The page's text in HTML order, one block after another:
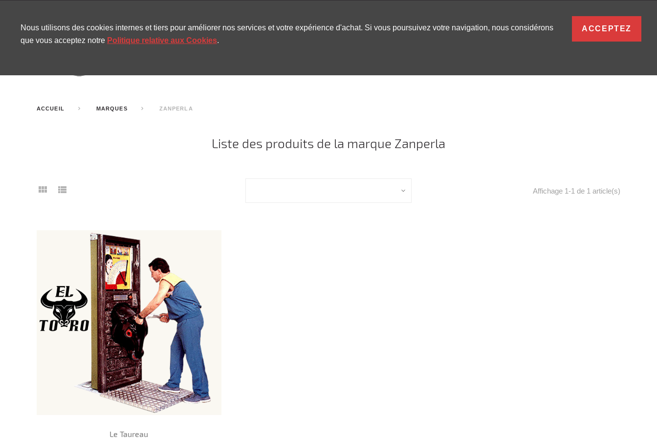
ACCUEIL MARQUES ZANPERLA
Liste des produits de la marque Zanperla
Affichage 1-1 de 1 article(s)
Le Taureau
Nous utilisons des cookies internes et tiers pour améliorer nos services et votre expérience d'achat. Si vous poursuivez votre navigation, nous considérons
que vous acceptez notre Politique relative aux Cookies.
ACCEPTEZ